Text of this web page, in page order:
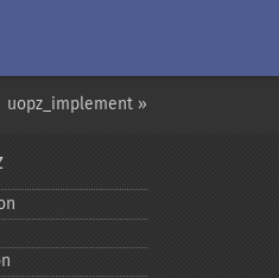
uopz_implement »